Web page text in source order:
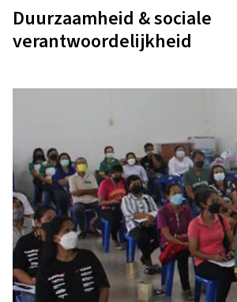
Duurzaamheid & sociale
verantwoordelijkheid